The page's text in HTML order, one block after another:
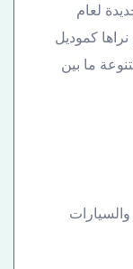
لعام
نراها كموديل
ما بين